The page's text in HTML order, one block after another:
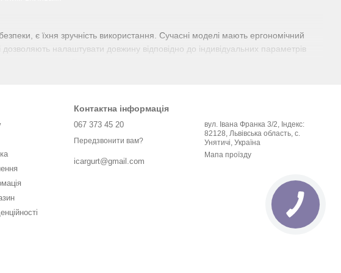
є їхня зручність використання. Сучасні моделі мають ергономічний
налаштувати довжину відповідно до індивідуальних параметрів
підібрати оптимальне рішення під індивідуальні уподобання власника
вибору великі. Естетика поєднується з функціональністю, створюючи
оснащені додатковими системами безпеки, такими як переднатягувачі,
інтегровані системи посилюють функціональність ременів безпеки та
безпеку на дорозі з нашими міцними та надійними ременями безпеки.
iCarStore є широкий вибір ременів безпеки кожної марки авто.
Контактна інформація
067 373 45 20
Передзвонити вам?
icargurt@gmail.com
вул. Івана Франка 3/2, Індекс:
82128, Львівська область, с.
Унятичі, Україна
Мапа проїзду